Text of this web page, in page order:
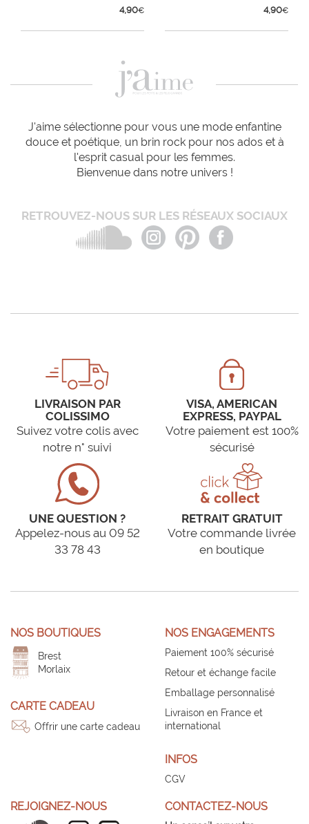
4,90€ 4,90€
J'aime sélectionne pour vous une mode enfantine
douce et poétique, un brin rock pour nos ados et à
l'esprit casual pour les femmes.
Bienvenue dans notre univers !
RETROUVEZ-NOUS SUR LES RÉSEAUX SOCIAUX
LIVRAISON PAR
COLISSIMO
Suivez votre colis avec
notre n° suivi
VISA, AMERICAN
EXPRESS, PAYPAL
Votre paiement est 100%
sécurisé
UNE QUESTION ?
Appelez-nous au 09 52
33 78 43
RETRAIT GRATUIT
Votre commande livrée
en boutique
NOS BOUTIQUES
Brest
Morlaix
CARTE CADEAU
Offrir une carte cadeau
NOS ENGAGEMENTS
Paiement 100% sécurisé
Retour et échange facile
Emballage personnalisé
Livraison en France et
international
INFOS
CGV
REJOIGNEZ-NOUS CONTACTEZ-NOUS